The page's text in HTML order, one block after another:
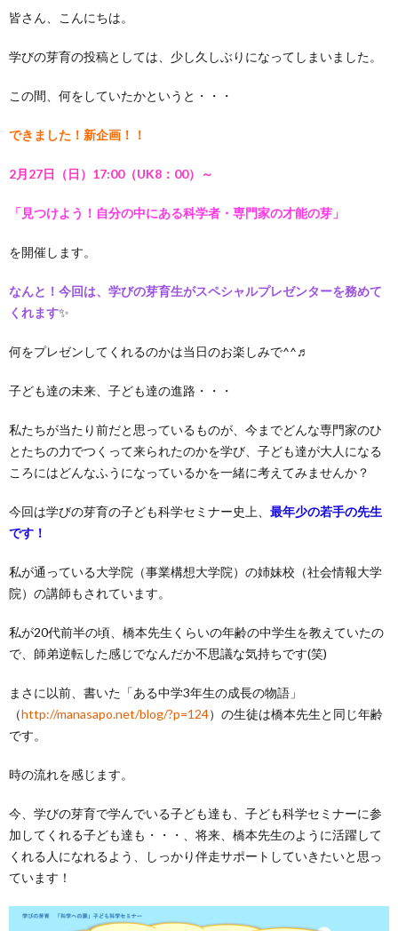
皆さん、こんにちは。
学びの芽育の投稿としては、少し久しぶりになってしまいました。
この間、何をしていたかというと・・・
できました！新企画！！
2月27日（日）17:00（UK8：00）～
「見つけよう！自分の中にある科学者・専門家の才能の芽」
を開催します。
なんと！今回は、学びの芽育生がスペシャルプレゼンターを務めて
くれます✨
何をプレゼンしてくれるのかは当日のお楽しみで^^♬
子ども達の未来、子ども達の進路・・・
私たちが当たり前だと思っているものが、今までどんな専門家のひ
とたちの力でつくって来られたのかを学び、子ども達が大人になる
ころにはどんなふうになっているかを一緒に考えてみませんか？
今回は学びの芽育の子ども科学セミナー史上、 最年少の若手の先生
です！
私が通っている大学院（事業構想大学院）の姉妹校（社会情報大学
院）の講師もされています。
私が20代前半の頃、橋本先生くらいの年齢の中学生を教えていたの
で、師弟逆転した感じでなんだか不思議な気持ちです(笑)
まさに以前、書いた「ある中学3年生の成長の物語」
（http://manasapo.net/blog/?p=124）の生徒は橋本先生と同じ年齢
です。
時の流れを感じます。
今、学びの芽育で学んでいる子ども達も、子ども科学セミナーに参
加してくれる子ども達も・・・、将来、橋本先生のように活躍して
くれる人になれるよう、しっかり伴走サポートしていきたいと思っ
ています！